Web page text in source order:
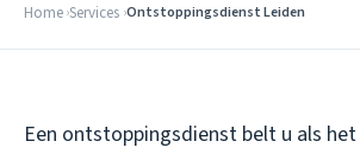
Home Services Ontstoppingsdienst Leiden
Een ontstoppingsdienst belt u als